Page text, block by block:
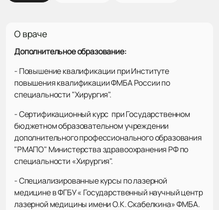
О враче
Дополнительное образование:
- Повышение квалификации при Институте
повышения квалификации ФМБА России по
специальности "Хирургия".
- Сертификационный курс при Государственном
бюджетном образовательном учреждении
дополнительного профессионального образования
"РМАПО" Министерства здравоохранения РФ по
специальности «Хирургия".
- Специализированные курсы по лазерной
медицине в ФГБУ « Государственный научный центр
лазерной медицины имени О.К. Скабелкина» ФМБА.